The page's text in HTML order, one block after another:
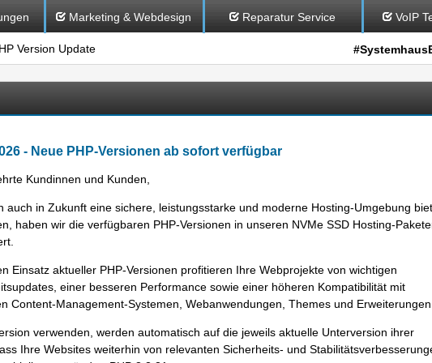
Marketing & Webdesign Reparatur Service VoIP
Version Update
- Neue PHP-Versionen ab sofort verfügbar
Kundinnen und Kunden,
auch in Zukunft eine sichere, leistungsstarke und moderne Hosting-Umgebung
haben wir die verfügbaren PHP-Versionen in unseren NVMe SSD Hosting-
Einsatz aktueller PHP-Versionen profitieren Ihre Webprojekte von wichtigen
einer besseren Performance sowie einer höheren Kompatibilität mit
Content-Management-Systemen, Webanwendungen, Themes und Erweiterungen.
verwenden, werden automatisch auf die jeweils aktuelle Unterversion ihrer
Ihre Websites weiterhin von relevanten Sicherheits- und